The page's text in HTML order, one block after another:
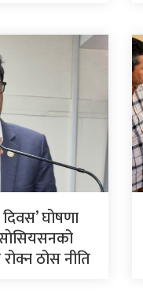
दिवस’ घोषणा
ठोस नीति